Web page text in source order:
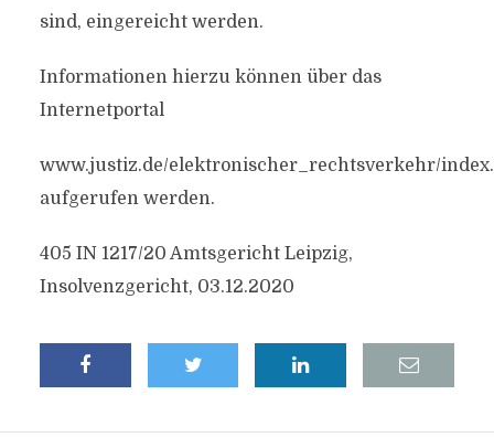
sind, eingereicht werden.
Informationen hierzu können über das
Internetportal
www.justiz.de/elektronischer_rechtsverkehr/
aufgerufen werden.
405 IN 1217/20 Amtsgericht Leipzig,
Insolvenzgericht, 03.12.2020